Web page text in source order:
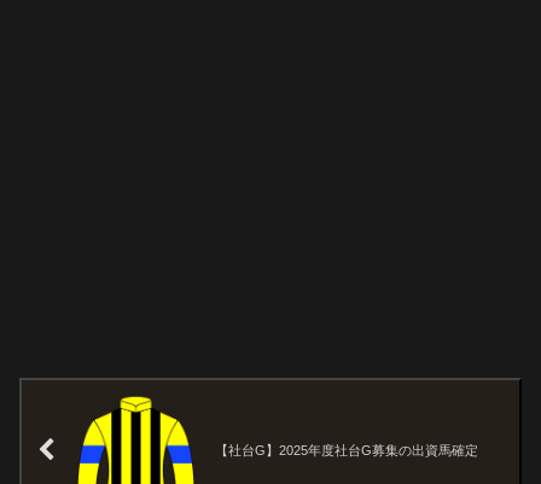
【社台G】2025年度社台G募集の出資馬確定